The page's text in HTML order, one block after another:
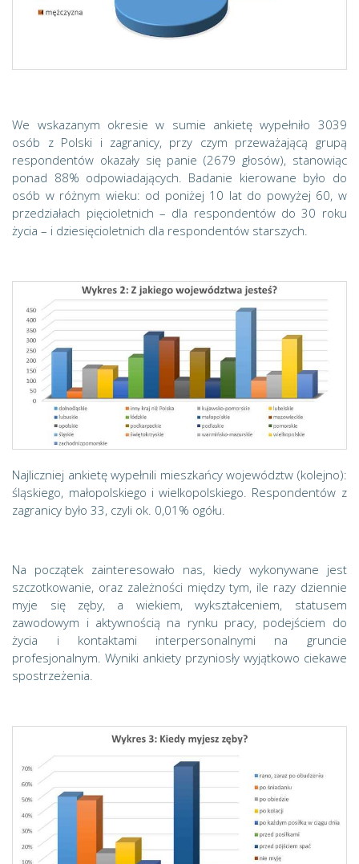
We wskazanym okresie w sumie ankietę wypełniło 3039
osób z Polski i zagranicy, przy czym przeważającą grupą
respondentów okazały się panie (2679 głosów), stanowiąc
ponad 88% odpowiadających. Badanie kierowane było do
osób w różnym wieku: od poniżej 10 lat do powyżej 60, w
przedziałach pięcioletnich – dla respondentów do 30 roku
życia – i dziesięcioletnich dla respondentów starszych.
Najliczniej ankietę wypełnili mieszkańcy województw (kolejno):
śląskiego, małopolskiego i wielkopolskiego. Respondentów z
zagranicy było 33, czyli ok. 0,01% ogółu.
Na początek zainteresowało nas, kiedy wykonywane jest
szczotkowanie, oraz zależności między tym, ile razy dziennie
myje się zęby, a wiekiem, wykształceniem, statusem
zawodowym i aktywnością na rynku pracy, podejściem do
życia i kontaktami interpersonalnymi na gruncie
profesjonalnym. Wyniki ankiety przyniosły wyjątkowo ciekawe
spostrzeżenia.